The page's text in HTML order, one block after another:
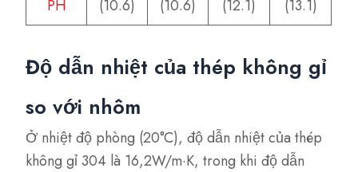
PH (10.6) (10.6) (12.1) (13.1)
Độ dẫn nhiệt của thép không gỉ
so với nhôm
Ở nhiệt độ phòng (20°C), độ dẫn nhiệt của thép
không gỉ 304 là 16,2W/m·K, trong khi độ dẫn